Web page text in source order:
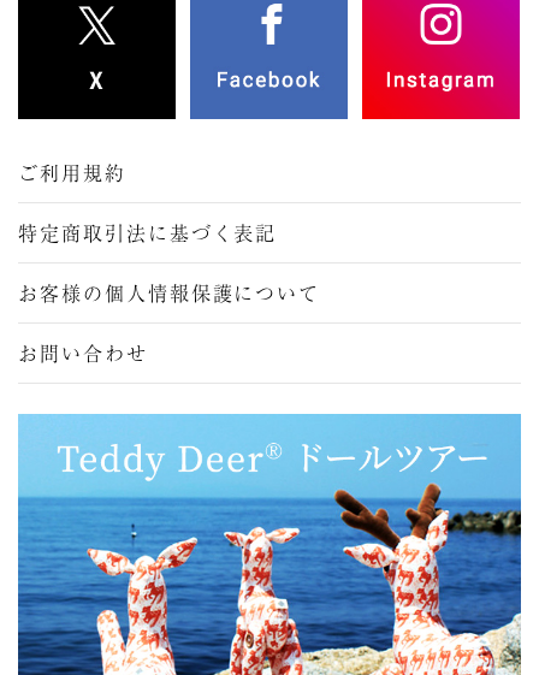
ご利用規約
特定商取引法に基づく表記
お客様の個人情報保護について
お問い合わせ